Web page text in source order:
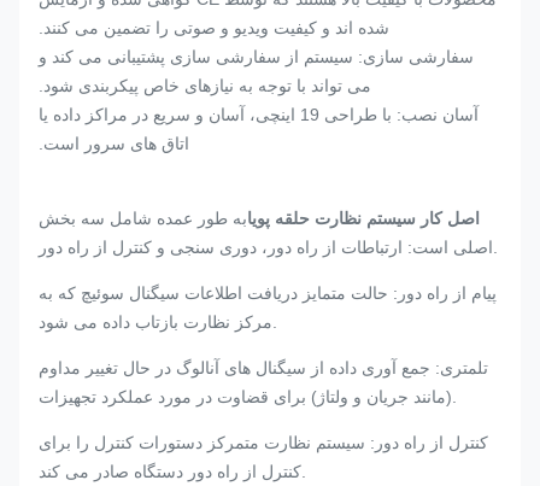
شده اند و کیفیت ویدیو و صوتی را تضمین می کنند.
سفارشی سازی: سیستم از سفارشی سازی پشتیبانی می کند و
می تواند با توجه به نیازهای خاص پیکربندی شود.
آسان نصب: با طراحی 19 اینچی، آسان و سریع در مراکز داده یا
اتاق های سرور است.
اصل کار سیستم نظارت حلقه پویابه طور عمده شامل سه بخش
پیام از راه دور: حالت متمایز دریافت اطلاعات سیگنال سوئیچ که به
تلمتری: جمع آوری داده از سیگنال های آنالوگ در حال تغییر مداوم
کنترل از راه دور: سیستم نظارت متمرکز دستورات کنترل را برای